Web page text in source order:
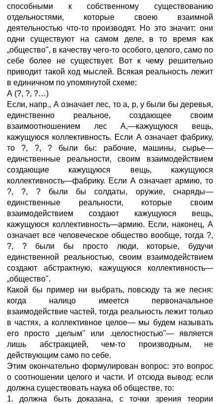
способными к собственному существованию
отдельностями, которые своею взаимной
деятельностью что-то производят. Но это значит: они
одни существуют на самом деле, в то время как
„общество", в качеству чего-то особого, целого, само по
себе более не существует. Вот к чему решительно
приводит такой ход мыслей. Всякая реальность лежит
в единичном по упомянутой схеме:
А (?, ?, ?…)
Если, напр., А означает лес, то а, р, у были бы деревья,
единственно реальное, создающее своим
взаимоотношением лес А,—кажущуюся вещь,
кажущуюся коллективность. Если А означает фабрику,
то ?, ?, ? были бы: рабочие, машины, сырье—
единственные реальности, своим взаимодействием
создающие кажущуюся вещь, кажущуюся
коллективность—фабрику. Если А означает армию, то
?, ?, ? были бы солдаты, оружие, снаряды—
единственные реальности, которые своим
взаимодействием создают кажущуюся вещь,
кажущуюся коллективность—армию. Если, наконец, А
означает все человеческое общество вообще, тогда ?,
?, ? были бы просто люди, которые, будучи
единственной реальностью, своим взаимодействием
создают абстрактную, кажущуюся коллективность—
„общество".
Какой бы пример ни выбрать, повсюду та же песня:
когда налицо имеется первоначальное
взаимодействие частей, тогда реальность лежит только
в частях, а коллективное целое— мы будем называть
его просто „целым" или .целостностью"— является
лишь абстракцией, чем-то производным, не
действующим само по себе.
Этим окончательно формулирован вопрос: это вопрос
о соотношении целого и части. И отсюда вывод: если
должна существовать наука об обществе, то:
1. должна быть доказана, с точки зрения теории